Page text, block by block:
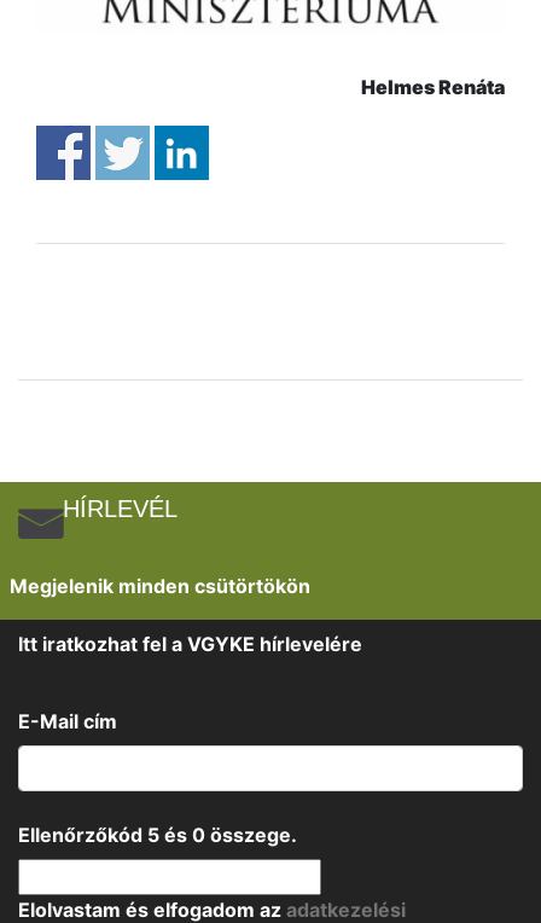
Helmes Renáta
HÍRLEVÉL
Megjelenik minden csütörtökön
Itt iratkozhat fel a VGYKE hírlevelére
E-Mail cím
Ellenőrzőkód 5 és 0 összege.
Elolvastam és elfogadom az adatkezelési